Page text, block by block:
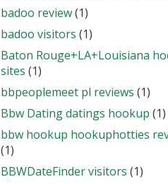
badoo review(1)
badoo visitors (1)
Baton Rouge+LA+Louisiana
sites (1)
bbpeoplemeet pl reviews (1)
Bbw Dating datings hookup (1)
bbw hookup hookuphotties
(1)
BBWDateFinder visitors (1)